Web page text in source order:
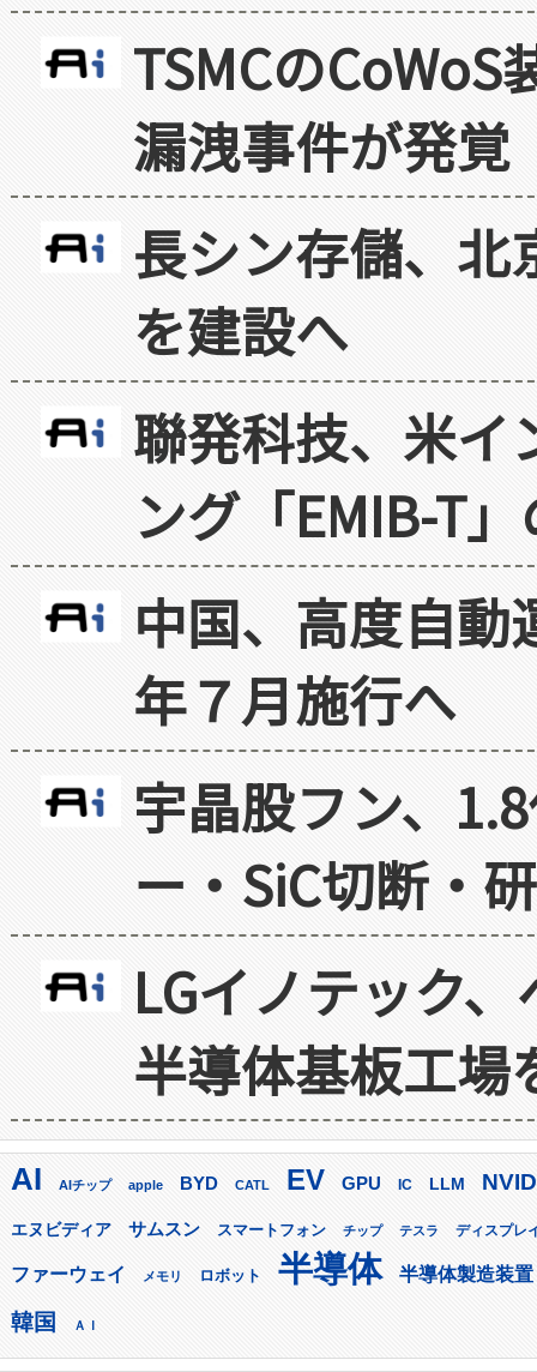
TSMCの
漏洩事件が発覚
長シン存儲、北
を建設へ
聯発科技、米イ
ング「EMIB-T
中国、高度自
年７月施行へ
宇晶股フン、
ー・SiC切断・
LGイノテック
半導体基板工場
AI AIチップ apple BYD CATL EV GPU IC LLM
エヌビディア サムスン スマートフォン チップ テスラ ディスプレ
ファーウェイ メモリ ロボット 半導体 半導体製造装置
韓国 ＡＩ